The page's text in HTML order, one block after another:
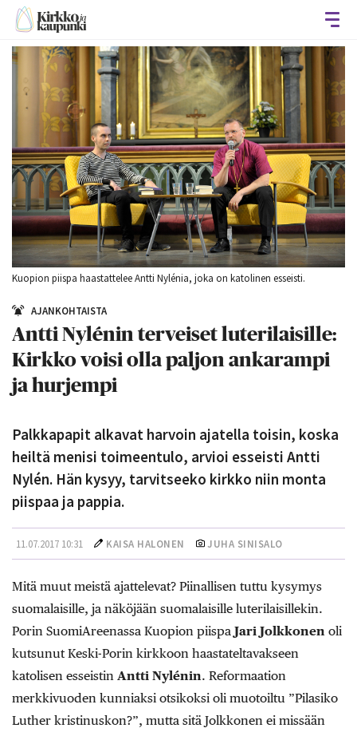
Kuopion piispa haastattelee Antti Nylénia, joka on katolinen esseisti.
AJANKOHTAISTA
Antti Nylénin terveiset luterilaisille:
Kirkko voisi olla paljon ankarampi
ja hurjempi
Palkkapapit alkavat harvoin ajatella toisin, koska
heiltä menisi toimeentulo, arvioi esseisti Antti
Nylén. Hän kysyy, tarvitseeko kirkko niin monta
piispaa ja pappia.
11.07.2017 10:31 KAISA HALONEN JUHA SINISALO
Mitä muut meistä ajattelevat? Piinallisen tuttu kysymys
suomalaisille, ja näköjään suomalaisille luterilaisillekin.
Porin SuomiAreenassa Kuopion piispa Jari Jolkkonen oli
kutsunut Keski-Porin kirkkoon haastateltavakseen
katolisen esseistin Antti Nylénin. Reformaation
merkkivuoden kunniaksi otsikoksi oli muotoiltu ”Pilasiko
Luther kristinuskon?”, mutta sitä Jolkkonen ei missään